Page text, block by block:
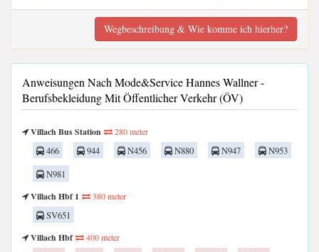
Wegbeschreibung & Wie komme ich hierher?
Anweisungen Nach Mode&Service Hannes Wallner -
Berufsbekleidung Mit Öffentlicher Verkehr (ÖV)
Villach Bus Station 280 meter
466 944 N456 N880 N947
N953
N981
Villach Hbf 1
380 meter
SV651
Villach Hbf
400 meter